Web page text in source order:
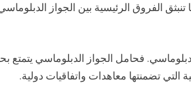
الفروق الرئيسية بين الجواز
فحامل الجواز الدبلوماسي يتمتع
تضمنتها معاهدات واتفاقيات دولية.